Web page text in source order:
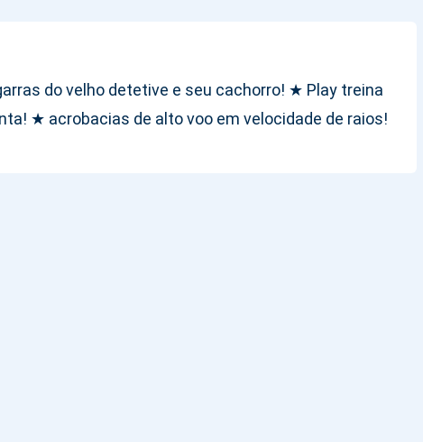
do velho detetive e seu cachorro! ★ Play treina
★ acrobacias de alto voo em velocidade de raios!